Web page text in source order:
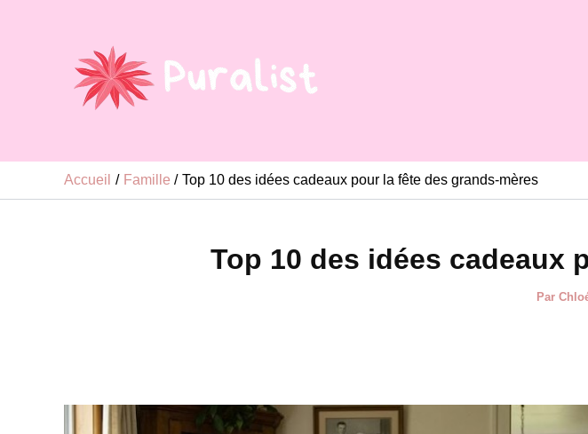
Accueil Famille Top 10 des idées cadeaux pour la fête des grands-mères
Top 10 des idées cadeaux
Par